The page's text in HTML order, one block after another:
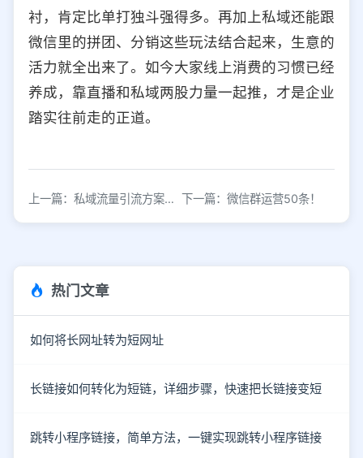
衬，肯定比单打独斗强得多。再加上私域还能跟
微信里的拼团、分销这些玩法结合起来，生意的
活力就全出来了。如今大家线上消费的习惯已经
养成，靠直播和私域两股力量一起推，才是企业
踏实往前走的正道。
上一篇：私域流量引流方案怎么做？ 下一篇：微信群运营50条！
热门文章
如何将长网址转为短网址
长链接如何转化为短链，详细步骤，快速把长链接变短
跳转小程序链接，简单方法，一键实现跳转小程序链接